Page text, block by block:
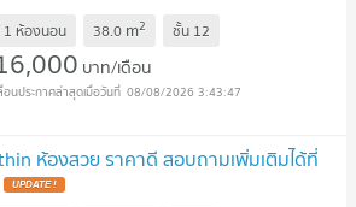
1 ห้องนอน 38.0 m2 ชั้น 12
บาท/เดือน
08/08/2026 3:43:47
ห้องสวย ราคาดี สอบถามเพิ่มเติมได้ที่
UPDATE !